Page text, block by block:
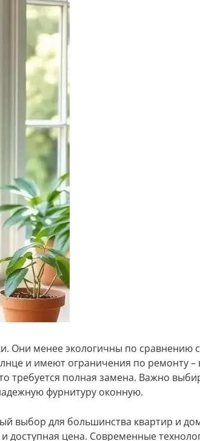
Они менее экологичны по сравнению с
и имеют ограничения по ремонту –
требуется полная замена. Важно
фурнитуру оконную.
выбор для большинства квартир и
доступная цена. Современные